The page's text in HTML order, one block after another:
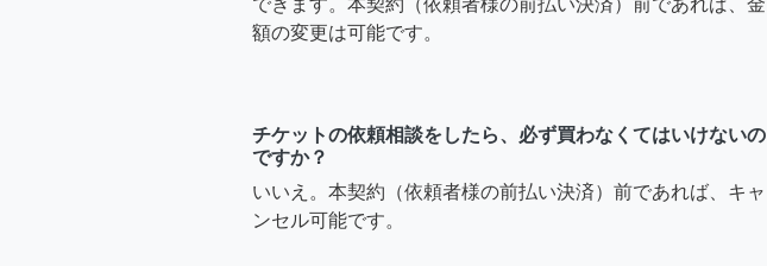
額の変更は可能です。
チケットの依頼相談をしたら、必ず買わなくてはいけないの
ですか？
いいえ。本契約（依頼者様の前払い決済）前であれば、キャ
ンセル可能です。